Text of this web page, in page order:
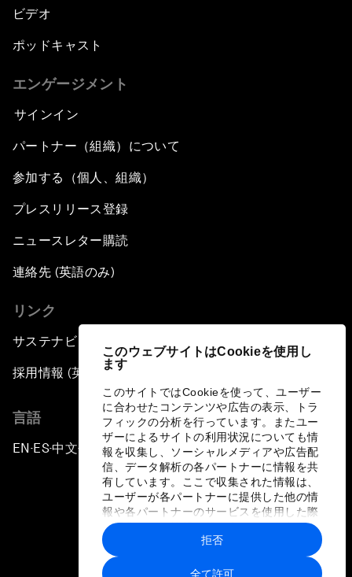
このウェブサイトはCookieを使用し
ます
このサイトではCookieを使って、ユーザー
に合わせたコンテンツや広告の表示、トラ
フィックの分析を行っています。またユー
ザーによるサイトの利用状況についても情
報を収集し、ソーシャルメディアや広告配
信、データ解析の各パートナーに情報を共
有しています。ここで収集された情報は、
ユーザーが各パートナーに提供した他の情
報や各パートナーのサービスを使用した際
に収集された情報と組み合わされ、各パー
トナーによって使用されることがありま
す。
全て許可
拒否
ビデオ
ポッドキャスト
エンゲージメント
サインイン
パートナー（組織）について
参加する（個人、組織）
プレスリリース登録
ニュースレター購読
連絡先 (英語のみ)
リンク
サステナビリティへの取り組み
採用情報 (英語のみ)
言語
EN ▪ES▪中文▪ 日本語
プライバシーポリシーと利用規約